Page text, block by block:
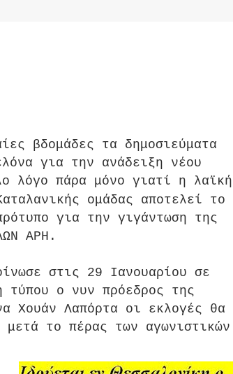
βδομάδες τα δημοσιεύματα
για την ανάδειξη νέου
λόγο πάρα μόνο γιατί η λαϊκή
ομάδας αποτελεί το
για την γιγάντωση της
ΑΡΗ.
στις 29 Ιανουαρίου σε
τύπου ο νυν πρόεδρος της
Χουάν Λαπόρτα οι εκλογές θα
το πέρας των αγωνιστικών